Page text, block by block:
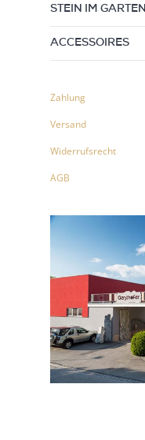
STEIN IM GARTEN
ACCESSOIRES
Zahlung
Versand
Widerrufsrecht
AGB